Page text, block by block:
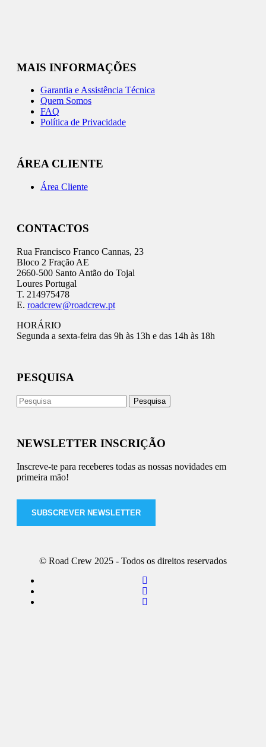
MAIS INFORMAÇÕES
Garantia e Assistência Técnica
Quem Somos
FAQ
Política de Privacidade
ÁREA CLIENTE
Área Cliente
CONTACTOS
Rua Francisco Franco Cannas, 23
Bloco 2 Fração AE
2660-500 Santo Antão do Tojal
Loures Portugal
T. 214975478
E. roadcrew@roadcrew.pt
HORÁRIO
Segunda a sexta-feira das 9h às 13h e das 14h às 18h
PESQUISA
NEWSLETTER INSCRIÇÃO
Inscreve-te para receberes todas as nossas novidades em
primeira mão!
SUBSCREVER NEWSLETTER
© Road Crew 2025 - Todos os direitos reservados